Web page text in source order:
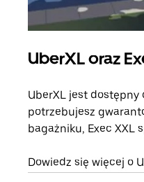
UberXL oraz
UberXL jest dostępny
potrzebujesz
bagażniku, Exec XXL
Dowiedz się więcej o